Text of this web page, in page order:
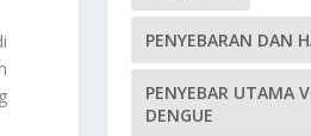
PENYEBARAN DAN
PENYEBAR UTAMA
DENGUE